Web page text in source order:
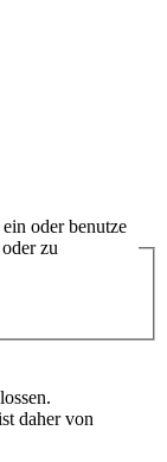
oder benutze
zu
daher von